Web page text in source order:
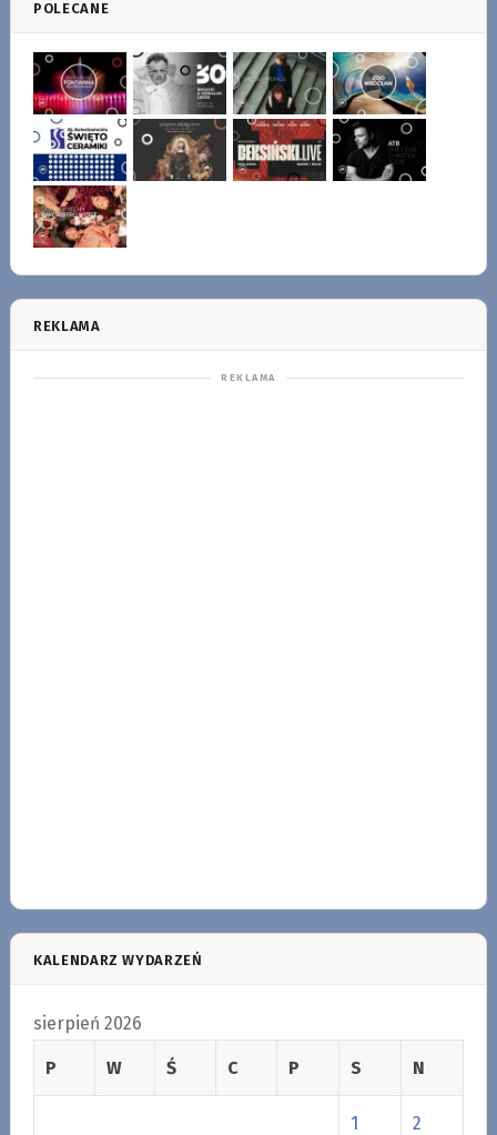
POLECANE
REKLAMA
KALENDARZ WYDARZEŃ
sierpień 2026
P W Ś C P S N
1 2